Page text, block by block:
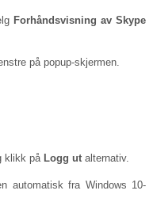
Forhåndsvisning av Skype
på popup-skjermen.
klikk på Logg utalternativ.
automatisk fra Windows 10-